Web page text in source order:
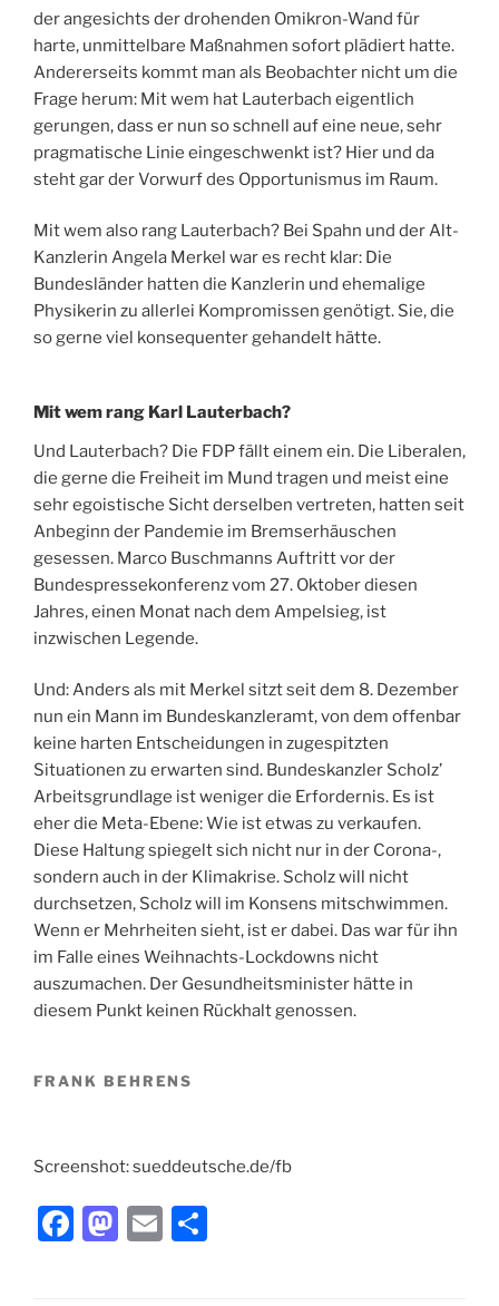
der angesichts der drohenden Omikron-Wand für
harte, unmittelbare Maßnahmen sofort plädiert hatte.
Andererseits kommt man als Beobachter nicht um die
Frage herum: Mit wem hat Lauterbach eigentlich
gerungen, dass er nun so schnell auf eine neue, sehr
pragmatische Linie eingeschwenkt ist? Hier und da
steht gar der Vorwurf des Opportunismus im Raum.
Mit wem also rang Lauterbach? Bei Spahn und der Alt-
Kanzlerin Angela Merkel war es recht klar: Die
Bundesländer hatten die Kanzlerin und ehemalige
Physikerin zu allerlei Kompromissen genötigt. Sie, die
so gerne viel konsequenter gehandelt hätte.
Mit wem rang Karl Lauterbach?
Und Lauterbach? Die FDP fällt einem ein. Die Liberalen,
die gerne die Freiheit im Mund tragen und meist eine
sehr egoistische Sicht derselben vertreten, hatten seit
Anbeginn der Pandemie im Bremserhäuschen
gesessen. Marco Buschmanns Auftritt vor der
Bundespressekonferenz vom 27. Oktober diesen
Jahres, einen Monat nach dem Ampelsieg, ist
inzwischen Legende.
Und: Anders als mit Merkel sitzt seit dem 8. Dezember
nun ein Mann im Bundeskanzleramt, von dem offenbar
keine harten Entscheidungen in zugespitzten
Situationen zu erwarten sind. Bundeskanzler Scholz’
Arbeitsgrundlage ist weniger die Erfordernis. Es ist
eher die Meta-Ebene: Wie ist etwas zu verkaufen.
Diese Haltung spiegelt sich nicht nur in der Corona-,
sondern auch in der Klimakrise. Scholz will nicht
durchsetzen, Scholz will im Konsens mitschwimmen.
Wenn er Mehrheiten sieht, ist er dabei. Das war für ihn
im Falle eines Weihnachts-Lockdowns nicht
auszumachen. Der Gesundheitsminister hätte in
diesem Punkt keinen Rückhalt genossen.
FRANK BEHRENS
Screenshot: sueddeutsche.de/fb
F
M E